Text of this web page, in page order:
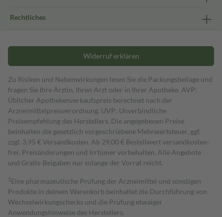
Rechtliches
Widerruf erklären
Zu Risiken und Nebenwirkungen lesen Sie die Packungsbeilage und
fragen Sie Ihre Ärztin, Ihren Arzt oder in Ihrer Apotheke. AVP:
Üblicher Apothekenverkaufspreis berechnet nach der
Arzneimittelpreisverordnung. UVP: Unverbindliche
Preisempfehlung des Herstellers. Die angegebenen Preise
beinhalten die gesetzlich vorgeschriebene Mehrwertsteuer, ggf.
zzgl. 3,95 € Versandkosten. Ab 29,00 € Bestell­wert versand­kosten­
frei. Preisänderungen und Irrtümer vorbehalten. Alle Angebote
und Gratis-Beigaben nur solange der Vorrat reicht.
1 Eine pharmazeutische Prüfung der Arzneimittel und sonstigen
Produkte in deinem Warenkorb beinhaltet die Durchführung von
Wechselwirkungschecks und die Prüfung etwaiger
Anwendungshinweise des Herstellers.